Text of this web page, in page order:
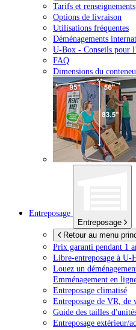
Tarifs et renseignements
Options de livraison
Utilisations fréquentes
Déménagements
U-Box - Conseils pour
FAQ
Dimensions du
Entreposage
Entreposage
Retour au menu
Prix garanti pendant 1
Libre-entreposage à U-
Louez un
Emménagement en
Entreposage climatisé
Entreposage de VR, de
Guide des tailles
Entreposage extérieur/